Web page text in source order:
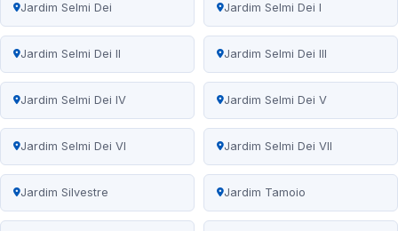
Jardim Selmi Dei Jardim Selmi Dei I
Jardim Selmi Dei II Jardim Selmi Dei III
Jardim Selmi Dei IV Jardim Selmi Dei V
Jardim Selmi Dei VI Jardim Selmi Dei VII
Jardim Silvestre Jardim Tamoio